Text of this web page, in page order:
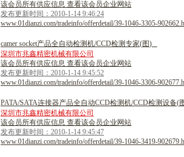
该会员所有供应信息 查看该会员企业网站
发布更新时间：2010-1-14 9:46:24
www.01dianzi.com/tradeinfo/offerdetail/39-1046-3305-
camer socket产品全自动检测机/CCD检测专家(图)
深圳市兆鑫精密机械有限公司
该会员所有供应信息 查看该会员企业网站
发布更新时间：2010-1-14 9:45:52
www.01dianzi.com/tradeinfo/offerdetail/39-1046-3306-
PATA/SATA连接器产品全自动CCD检测机/CCD检测设备(
深圳市兆鑫精密机械有限公司
该会员所有供应信息 查看该会员企业网站
发布更新时间：2010-1-14 9:45:47
www.01dianzi.com/tradeinfo/offerdetail/39-1046-3419-